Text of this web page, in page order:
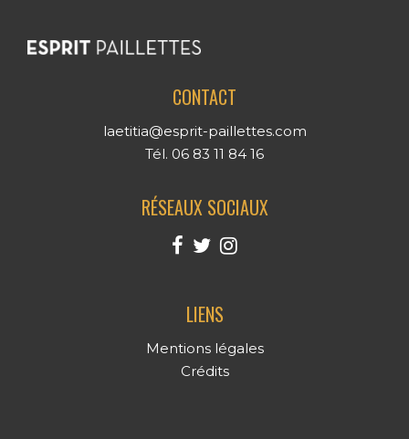
CONTACT
laetitia@esprit-paillettes.com
Tél. 06 83 11 84 16
RÉSEAUX SOCIAUX
LIENS
Mentions légales
Crédits